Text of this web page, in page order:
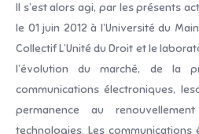
Il s’est alors agi, par les présents
le 01 juin 2012 à l’Université du
Collectif L’Unité du Droit et le
l’évolution du marché, de la
communications électroniques,
permanence au
technologies. Les